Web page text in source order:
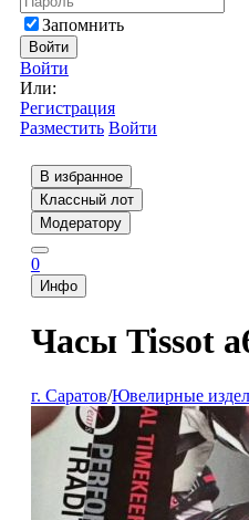
Запомнить
Войти
Войти
Или:
Регистрация
Разместить Войти
В избранное
Классный лот
Модератору
0
Инфо
Часы Tissot
г. Саратов/Ювелирные